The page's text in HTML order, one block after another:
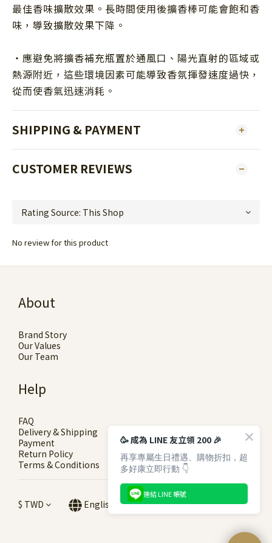
最佳香味擴散效果。長時間使用後擴香棒可能會飽和香
味，導致擴散效果下降。
・應避免將擴香補充瓶置於通風口、陽光直射的區域或
熱源附近，這些環境因素可能導致香氛揮發速度過快，
從而使香氣迅速消耗。
SHIPPING & PAYMENT
CUSTOMER REVIEWS
No review for this product
About
Brand Story
Our Values
Our Team
Help
FAQ
Delivery & Shipping
Payment
Return Policy
Terms & Conditions
$ TWD English
🥳 成為 LINE 友立領 200 🎉
再享專屬生日禮遇、購物折扣，超
多好康立即行動 👇
連結 LINE 帳號